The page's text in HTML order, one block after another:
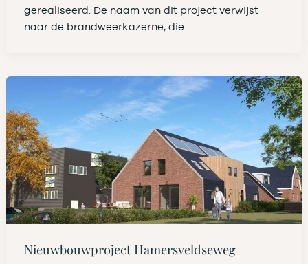
gerealiseerd. De naam van dit project verwijst
naar de brandweerkazerne, die
Nieuwbouwproject Hamersveldseweg